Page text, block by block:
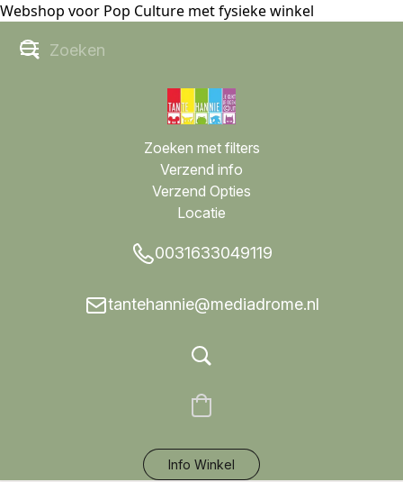
Webshop voor Pop Culture met fysieke winkel
Zoeken met filters
Verzend info
Verzend Opties
Locatie
0031633049119
tantehannie@mediadrome.nl
Info Winkel